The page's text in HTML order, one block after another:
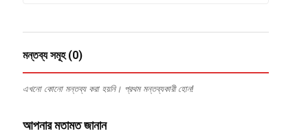
মন্তব্য সমূহ (0)
এখনো কোনো মন্তব্য করা হয়নি। প্রথম মন্তব্যকারী হোন!
আপনার মতামত জানান